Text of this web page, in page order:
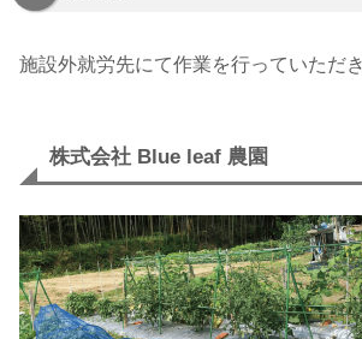
施設外就労先にて作業を行っていただき
株式会社 Blue leaf 農園